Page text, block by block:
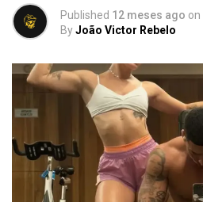
Published 12 meses ago on
ByJoão Victor Rebelo